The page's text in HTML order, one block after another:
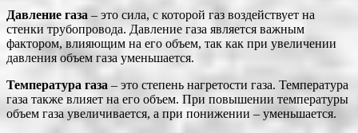
Давление газа – это сила, с которой газ воздействует на
стенки трубопровода. Давление газа является важным
фактором, влияющим на его объем, так как при увеличении
давления объем газа уменьшается.
Температура газа – это степень нагретости газа. Температура
газа также влияет на его объем. При повышении температуры
объем газа увеличивается, а при понижении – уменьшается.